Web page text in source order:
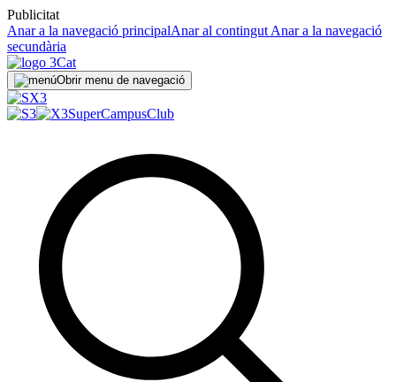
Publicitat
Anar a la navegació principalAnar al contingut Anar a la navegació
secundària
Obrir menu de navegació
SuperCampusClub